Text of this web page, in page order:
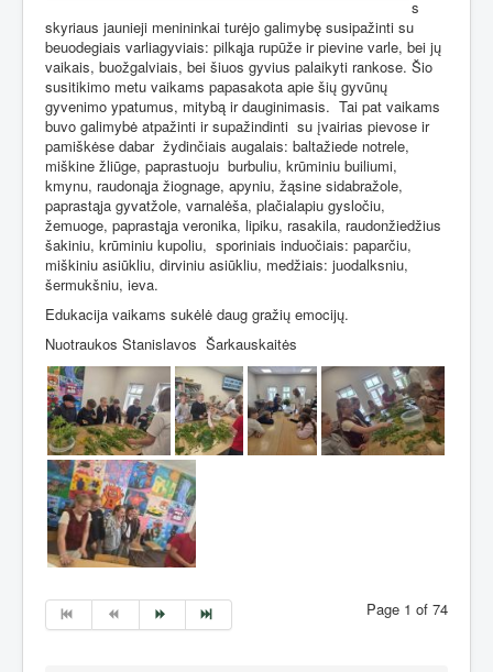
s
skyriaus jaunieji menininkai turėjo galimybę susipažinti su
beuodegiais varliagyviais: pilkąja rupūže ir pievine varle, bei jų
vaikais, buožgalviais, bei šiuos gyvius palaikyti rankose. Šio
susitikimo metu vaikams papasakota apie šių gyvūnų
gyvenimo ypatumus, mitybą ir dauginimasis. Tai pat vaikams
buvo galimybė atpažinti ir supažindinti su įvairias pievose ir
pamiškėse dabar žydinčiais augalais: baltažiede notrele,
miškine žliūge, paprastuoju burbuliu, krūminiu builiumi,
kmynu, raudonąja žiognage, apyniu, žąsine sidabražole,
paprastąja gyvatžole, varnalėša, plačialapiu gysločiu,
žemuoge, paprastąja veronika, lipiku, rasakila, raudonžiedžius
šakiniu, krūminiu kupoliu, sporiniais induočiais: paparčiu,
miškiniu asiūkliu, dirviniu asiūkliu, medžiais: juodalksniu,
šermukšniu, ieva.
Edukacija vaikams sukėlė daug gražių emocijų.
Nuotraukos Stanislavos Šarkauskaitės
Page 1 of 74